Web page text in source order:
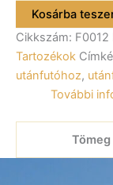
tengely
széles
VG
7-
L/750kg/
12513-
Kosárba
Cikkszám: F0012
Tartozékok
utánfutóhoz,
További
Tömeg